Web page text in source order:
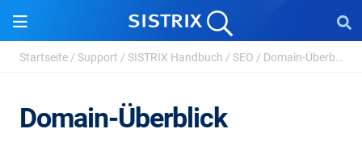
Startseite / Support / SISTRIX Handbuch / SEO / Domain-Überblick
Domain-Überblick